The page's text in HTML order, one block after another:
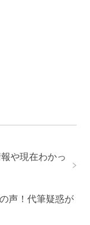
や現在わかっ
声！代筆疑惑が